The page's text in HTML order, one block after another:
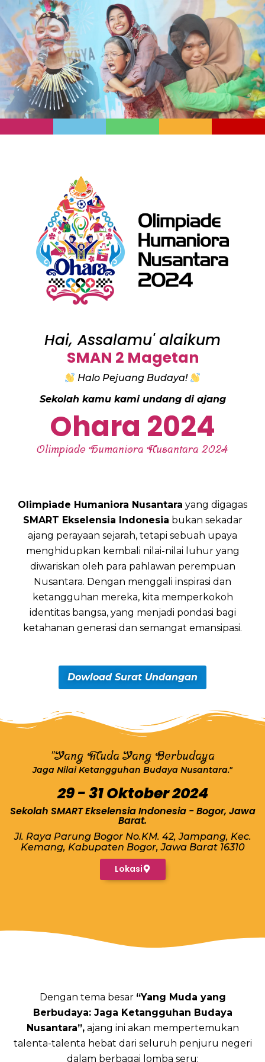
Hai, Assalamu' alaikum
SMAN 2 Magetan
Halo Pejuang Budaya!
Sekolah kamu kami undang di ajang
Ohara 2024
Olimpiade Humaniora Nusantara 2024
Olimpiade Humaniora Nusantara yang digagas
SMART Ekselensia Indonesia bukan sekadar
ajang perayaan sejarah, tetapi sebuah upaya
menghidupkan kembali nilai-nilai luhur yang
diwariskan oleh para pahlawan perempuan
Nusantara. Dengan menggali inspirasi dan
ketangguhan mereka, kita memperkokoh
identitas bangsa, yang menjadi pondasi bagi
ketahanan generasi dan semangat emansipasi.
Dowload Surat Undangan
"Yang Muda Yang Berbudaya
Jaga Nilai Ketangguhan Budaya Nusantara."
29 - 31 Oktober 2024
Sekolah SMART Ekselensia Indonesia - Bogor, Jawa
Barat.
Jl. Raya Parung Bogor No.KM. 42, Jampang, Kec.
Kemang, Kabupaten Bogor, Jawa Barat 16310
Lokasi
Dengan tema besar “Yang Muda yang
Berbudaya: Jaga Ketangguhan Budaya
Nusantara”,ajang ini akan mempertemukan
talenta-talenta hebat dari seluruh penjuru negeri
dalam berbagai lomba seru: